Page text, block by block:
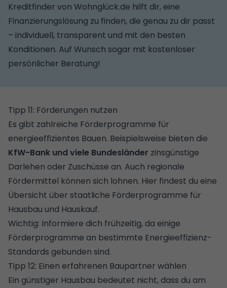
Kreditfinder von Wohnglück.de hilft dir, eine
Finanzierungslösung zu finden, die genau zu dir passt
– individuell, transparent und mit den besten
Konditionen. Auf Wunsch sogar mit kostenloser
persönlicher Beratung!
Tipp 11: Förderungen nutzen
Es gibt zahlreiche Förderprogramme für
energieeffizientes Bauen. Beispielsweise bieten die
KfW-Bank und viele Bundesländer zinsgünstige
Darlehen oder Zuschüsse an. Auch regionale
Fördermittel können sich lohnen. Hier findest du eine
Übersicht über staatliche Förderprogramme für
Hausbau und Hauskauf.
Wichtig: Informiere dich frühzeitig, da einige
Förderprogramme an bestimmte Energieeffizienz-
Standards gebunden sind.
Tipp 12: Einen erfahrenen Baupartner wählen
Ein günstiger Hausbau bedeutet nicht, dass du am